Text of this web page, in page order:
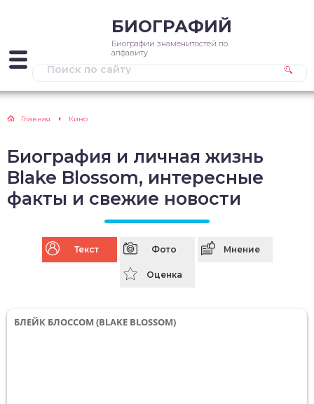
БИОГРАФИЙ
Биографии знаменитостей по
алфавиту
Главная Кино
Биография и личная жизнь
Blake Blossom, интересные
факты и свежие новости
Текст Фото Мнение
Оценка
БЛЕЙК БЛОССОМ (BLAKE BLOSSOM)